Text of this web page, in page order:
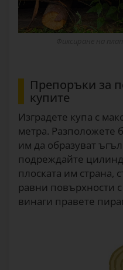
Препоръки за
купите
Изградете купа с
метра. Разположете
им да образуват
подреждайте
плоската им страна,
равни повърхности
винаги правете